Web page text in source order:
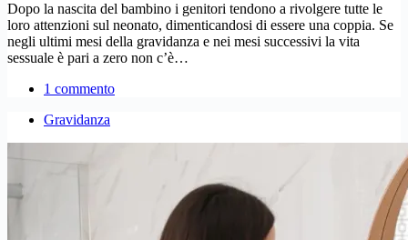
Dopo la nascita del bambino i genitori tendono a rivolgere tutte le
loro attenzioni sul neonato, dimenticandosi di essere una coppia. Se
negli ultimi mesi della gravidanza e nei mesi successivi la vita
sessuale è pari a zero non c’è…
1 commento
Gravidanza